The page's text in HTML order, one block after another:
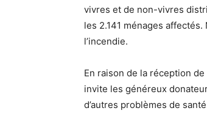
vivres et de non-vivres
les 2.141 ménages
l’incendie.
En raison de la réception
invite les généreux
d’autres problèmes de